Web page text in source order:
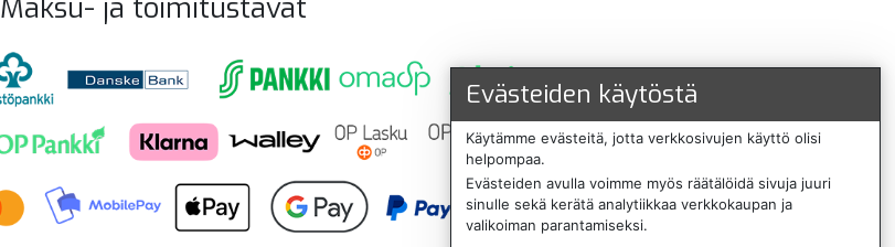
Maksu- ja toimitustavat
Evästeiden käytöstä
Käytämme evästeitä, jotta verkkosivujen käyttö olisi
helpompaa.
Evästeiden avulla voimme myös räätälöidä sivuja juuri
sinulle sekä kerätä analytiikkaa verkkokaupan ja
valikoiman parantamiseksi.